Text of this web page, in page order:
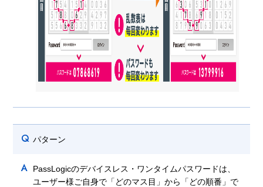
Q パターン
A
PassLogicのデバイスレス・ワンタイムパスワードは、
ユーザー様ご自身で「どのマス目」から「どの順番」で